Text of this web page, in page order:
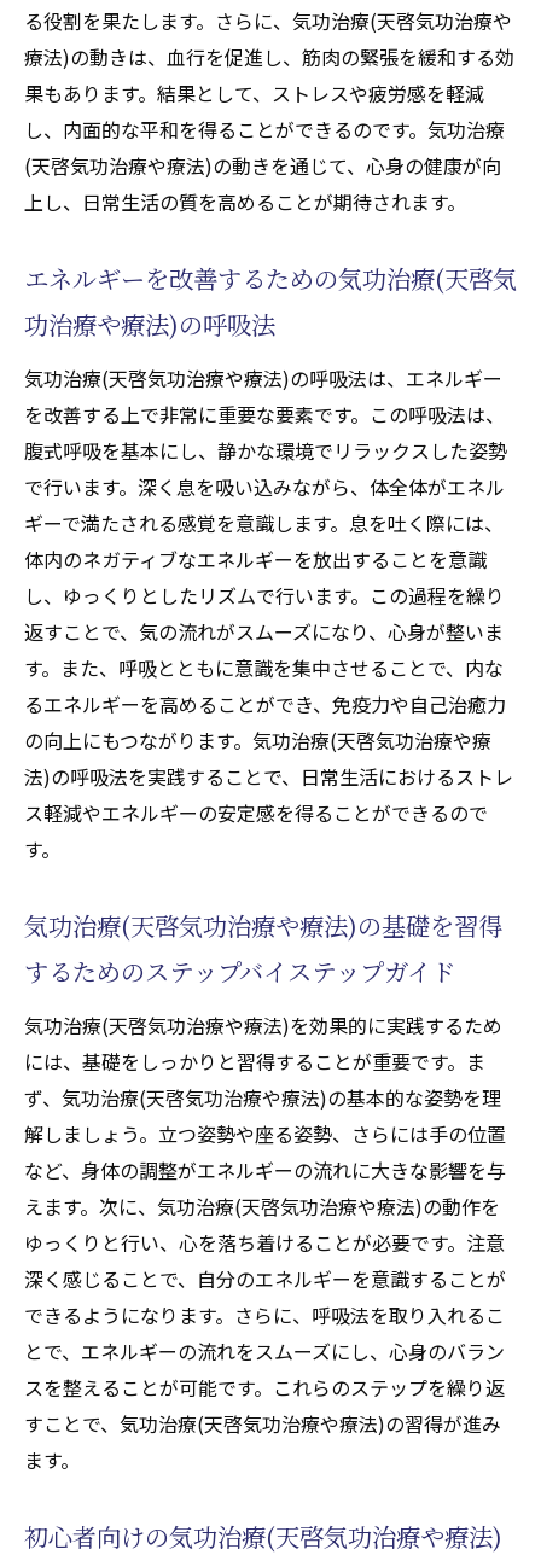
る役割を果たします。さらに、気功治療(天啓気功治療や
療法)の動きは、血行を促進し、筋肉の緊張を緩和する効
果もあります。結果として、ストレスや疲労感を軽減
し、内面的な平和を得ることができるのです。気功治療
(天啓気功治療や療法)の動きを通じて、心身の健康が向
上し、日常生活の質を高めることが期待されます。
エネルギーを改善するための気功治療(天啓気
功治療や療法)の呼吸法
気功治療(天啓気功治療や療法)の呼吸法は、エネルギー
を改善する上で非常に重要な要素です。この呼吸法は、
腹式呼吸を基本にし、静かな環境でリラックスした姿勢
で行います。深く息を吸い込みながら、体全体がエネル
ギーで満たされる感覚を意識します。息を吐く際には、
体内のネガティブなエネルギーを放出することを意識
し、ゆっくりとしたリズムで行います。この過程を繰り
返すことで、気の流れがスムーズになり、心身が整いま
す。また、呼吸とともに意識を集中させることで、内な
るエネルギーを高めることができ、免疫力や自己治癒力
の向上にもつながります。気功治療(天啓気功治療や療
法)の呼吸法を実践することで、日常生活におけるストレ
ス軽減やエネルギーの安定感を得ることができるので
す。
気功治療(天啓気功治療や療法)の基礎を習得
するためのステップバイステップガイド
気功治療(天啓気功治療や療法)を効果的に実践するため
には、基礎をしっかりと習得することが重要です。ま
ず、気功治療(天啓気功治療や療法)の基本的な姿勢を理
解しましょう。立つ姿勢や座る姿勢、さらには手の位置
など、身体の調整がエネルギーの流れに大きな影響を与
えます。次に、気功治療(天啓気功治療や療法)の動作を
ゆっくりと行い、心を落ち着けることが必要です。注意
深く感じることで、自分のエネルギーを意識することが
できるようになります。さらに、呼吸法を取り入れるこ
とで、エネルギーの流れをスムーズにし、心身のバラン
スを整えることが可能です。これらのステップを繰り返
すことで、気功治療(天啓気功治療や療法)の習得が進み
ます。
初心者向けの気功治療(天啓気功治療や療法)